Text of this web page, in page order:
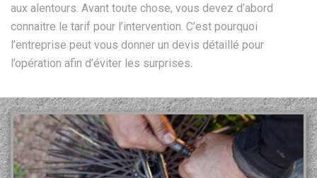
aux alentours. Avant toute chose, vous devez d’abord
connaitre le tarif pour l’intervention. C’est pourquoi
l’entreprise peut vous donner un devis détaillé pour
l’opération afin d’éviter les surprises.